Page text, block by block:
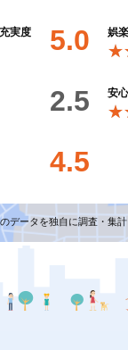
実度 5.0 娯
2.5 安
4.5
データを独自に調査・集